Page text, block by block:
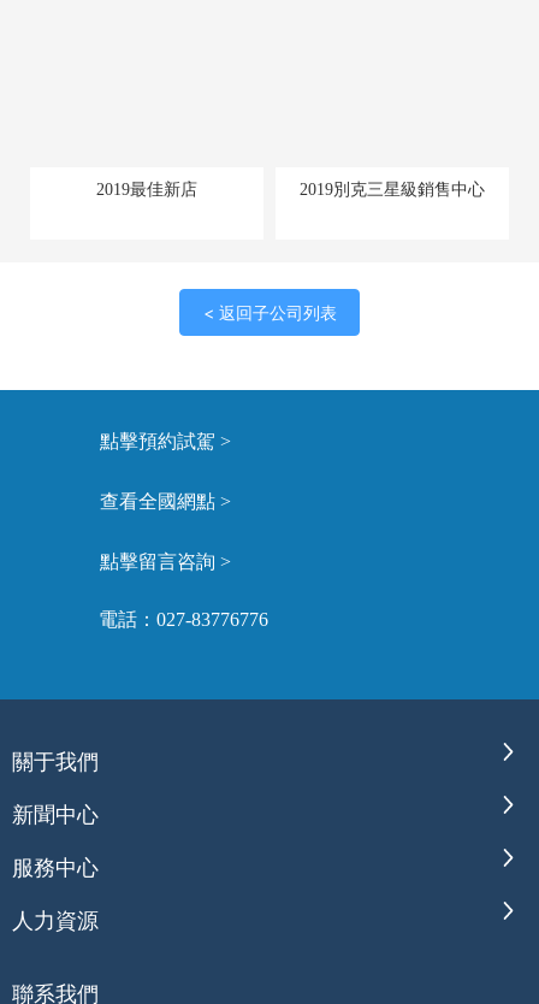
2019最佳新店 2019別克三星級銷售中心
< 返回子公司列表
點擊預約試駕 >
查看全國網點 >
點擊留言咨詢 >
電話：027-83776776
關于我們
新聞中心
服務中心
人力資源
聯系我們